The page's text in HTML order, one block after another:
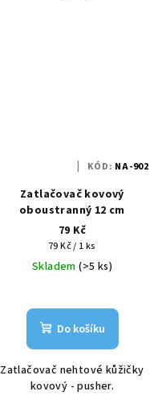
Zatlačovač kovový
oboustranný 12 cm
79 Kč
Měrná
cena:
79 Kč / 1 ks
Skladem(>5 ks)
Do košíku
Zatlačovač nehtové kůžičky
kovový - pusher.
KÓD: NA-902